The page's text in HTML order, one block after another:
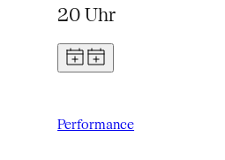
20 Uhr
Performance